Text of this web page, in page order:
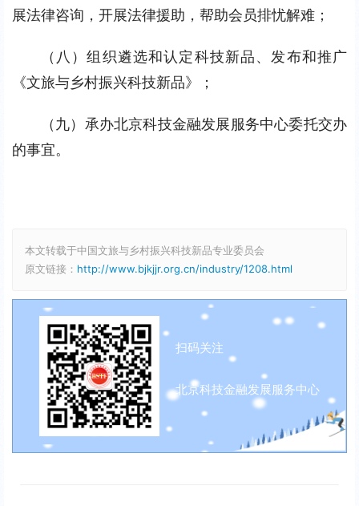
展法律咨询，开展法律援助，帮助会员排忧解难；
（八）组织遴选和认定科技新品、发布和推广
《文旅与乡村振兴科技新品》；
（九）承办北京科技金融发展服务中心委托交办
的事宜。
本文转载于中国文旅与乡村振兴科技新品专业委员会
原文链接： http://www.bjkjjr.org.cn/industry/1208.html
扫码关注
北京科技金融发展服务中心